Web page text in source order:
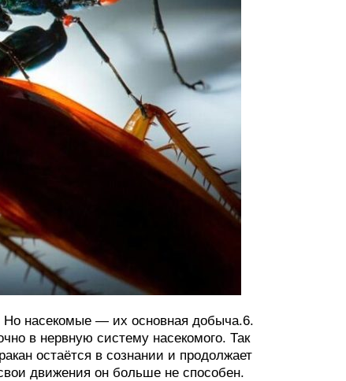
Но насекомые — их основная добыча.6.
в нервную систему насекомого. Так
остаётся в сознании и продолжает
движения он больше не способен.